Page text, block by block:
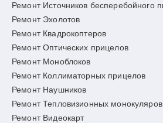
Ремонт Источников бесперебойного
Ремонт Эхолотов
Ремонт Квадрокоптеров
Ремонт Оптических прицелов
Ремонт Моноблоков
Ремонт Коллиматорных прицелов
Ремонт Наушников
Ремонт Тепловизионных монокуляров
Ремонт Видеокарт